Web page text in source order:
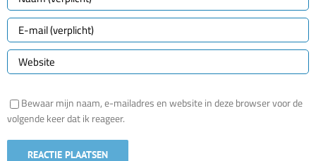
Bewaar mijn naam, e-mailadres en website in deze browser voor de
volgende keer dat ik reageer.